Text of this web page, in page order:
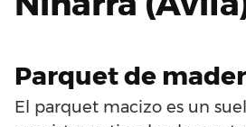
Parquet de
El parquet macizo es un